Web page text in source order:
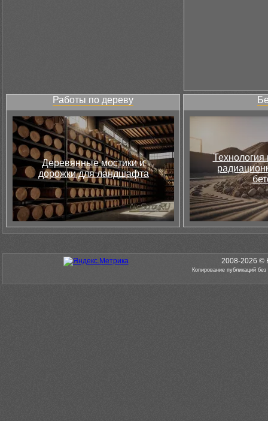
Работы по дереву
Деревянные мостики и
дорожки для ландшафта
Технология
2008-2026 ©
Копирование публикаций